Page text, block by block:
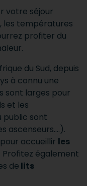
votre séjour
, les températures
profiter du
du Sud, depuis
à connu une
sont larges pour
et les
public sont
ascenseurs….).
accueillir les
Profitez également
de lits